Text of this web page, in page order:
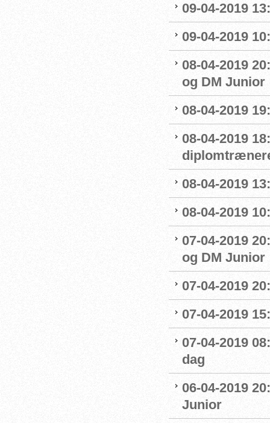
09-04-2019
09-04-2019
08-04-2019
og DM Junior
08-04-2019
08-04-2019
08-04-2019
08-04-2019
07-04-2019
og DM Junior
07-04-2019
07-04-2019
07-04-2019
dag
06-04-2019
Junior